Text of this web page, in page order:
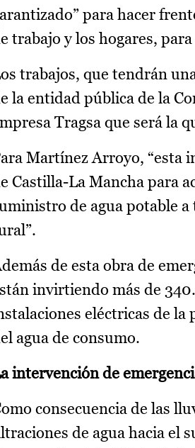
para hacer
trabajo y los hogares,
trabajos, que tendrán
la entidad pública de la
Tragsa que será la
Martínez Arroyo, “esta
Castilla-La Mancha para
de agua potable
de esta obra de
invirtiendo más de
eléctricas de
agua de consumo.
intervención de
consecuencia de las
de agua hacia el